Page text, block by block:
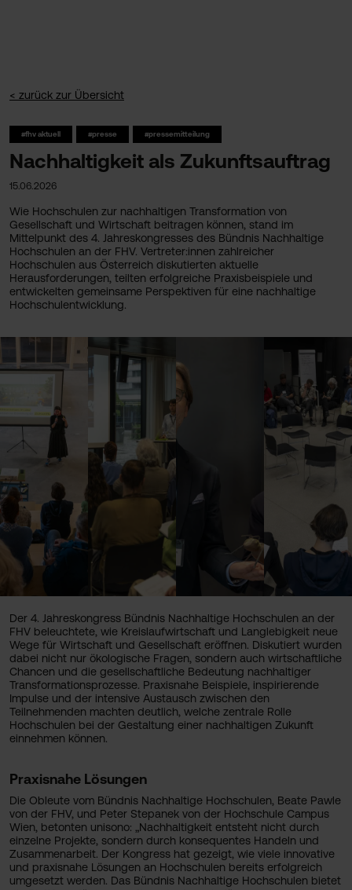
< zurück zur Übersicht
#fhv aktuell #presse #pressemitteilung
Nachhaltigkeit als Zukunftsauftrag
15.06.2026
Wie Hochschulen zur nachhaltigen Transformation von
Gesellschaft und Wirtschaft beitragen können, stand im
Mittelpunkt des 4. Jahreskongresses des Bündnis Nachhaltige
Hochschulen an der FHV. Vertreter:innen zahlreicher
Hochschulen aus Österreich diskutierten aktuelle
Herausforderungen, teilten erfolgreiche Praxisbeispiele und
entwickelten gemeinsame Perspektiven für eine nachhaltige
Hochschulentwicklung.
Der 4. Jahreskongress Bündnis Nachhaltige Hochschulen an der
FHV beleuchtete, wie Kreislaufwirtschaft und Langlebigkeit neue
Wege für Wirtschaft und Gesellschaft eröffnen. Diskutiert wurden
dabei nicht nur ökologische Fragen, sondern auch wirtschaftliche
Chancen und die gesellschaftliche Bedeutung nachhaltiger
Transformationsprozesse. Praxisnahe Beispiele, inspirierende
Impulse und der intensive Austausch zwischen den
Teilnehmenden machten deutlich, welche zentrale Rolle
Hochschulen bei der Gestaltung einer nachhaltigen Zukunft
einnehmen können.
Praxisnahe Lösungen
Die Obleute vom Bündnis Nachhaltige Hochschulen, Beate Pawle
von der FHV, und Peter Stepanek von der Hochschule Campus
Wien, betonten unisono: „Nachhaltigkeit entsteht nicht durch
einzelne Projekte, sondern durch konsequentes Handeln und
Zusammenarbeit. Der Kongress hat gezeigt, wie viele innovative
und praxisnahe Lösungen an Hochschulen bereits erfolgreich
umgesetzt werden. Das Bündnis Nachhaltige Hochschulen bietet